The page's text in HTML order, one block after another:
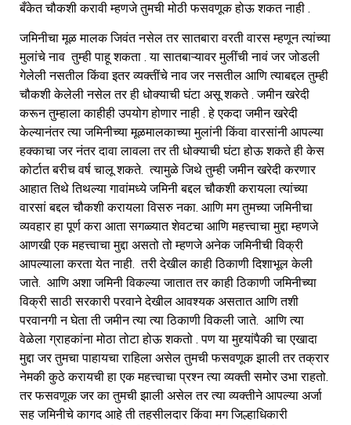
बँकेत चौकशी करावी म्हणजे तुमची मोठी फसवणूक होऊ शकत नाही .
जमिनीचा मूळ मालक जिवंत नसेल तर सातबारा वरती वारस म्हणून त्यांच्या
मुलांचे नाव तुम्ही पाहू शकता . या सातबाऱ्यावर मुलींची नावं जर जोडली
गेलेली नसतील किंवा इतर व्यक्तींचे नाव जर नसतील आणि त्याबद्दल तुम्ही
चौकशी केलेली नसेल तर ही धोक्याची घंटा असू शकते . जमीन खरेदी
करून तुम्हाला काहीही उपयोग होणार नाही . हे एकदा जमीन खरेदी
केल्यानंतर त्या जमिनीच्या मूळमालकाच्या मुलांनी किंवा वारसांनी आपल्या
हक्काचा जर नंतर दावा लावला तर ती धोक्याची घंटा होऊ शकते ही केस
कोर्टात बरीच वर्ष चालू शकते. त्यामुळे जिथे तुम्ही जमीन खरेदी करणार
आहात तिथे तिथल्या गावांमध्ये जमिनी बद्दल चौकशी करायला त्यांच्या
वारसां बद्दल चौकशी करायला विसरु नका. आणि मग तुमच्या जमिनीचा
व्यवहार हा पूर्ण करा आता सगळ्यात शेवटचा आणि महत्त्वाचा मुद्दा म्हणजे
आणखी एक महत्त्वाचा मुद्दा असतो तो म्हणजे अनेक जमिनीची विक्री
आपल्याला करता येत नाही. तरी देखील काही ठिकाणी दिशाभूल केली
जाते. आणि अशा जमिनी विकल्या जातात तर काही ठिकाणी जमिनीच्या
विक्री साठी सरकारी परवाने देखील आवश्यक असतात आणि तशी
परवानगी न घेता ती जमीन त्या त्या ठिकाणी विकली जाते. आणि त्या
वेळेला ग्राहकांना मोठा तोटा होऊ शकतो . पण या मुद्द्यांपैकी चा एखादा
मुद्दा जर तुमचा पाहायचा राहिला असेल तुमची फसवणूक झाली तर तक्रार
नेमकी कुठे करायची हा एक महत्त्वाचा प्रश्न त्या व्यक्ती समोर उभा राहतो.
तर फसवणूक जर का तुमची झाली असेल तर त्या व्यक्तीने आपल्या अर्जा
सह जमिनीचे कागद आहे ती तहसीलदार किंवा मग जिल्हाधिकारी